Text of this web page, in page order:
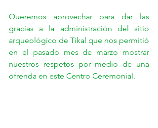
Queremos aprovechar para dar las
gracias a la administración del sitio
arqueológico de Tikal que nos permitió
en el pasado mes de marzo mostrar
nuestros respetos por medio de una
ofrenda en este Centro Ceremonial.